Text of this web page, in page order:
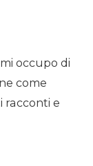
occupo di
come
racconti e